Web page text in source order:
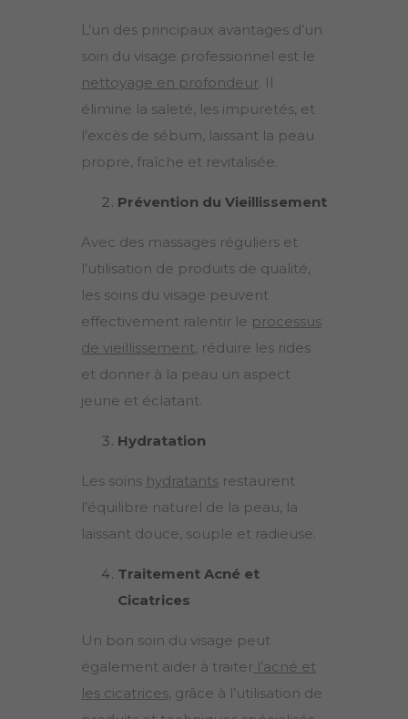
L’un des principaux avantages d’un
soin du visage professionnel est le
nettoyage en profondeur. Il
élimine la saleté, les impuretés, et
l’excès de sébum, laissant la peau
propre, fraîche et revitalisée.
Prévention du Vieillissement
Avec des massages réguliers et
l’utilisation de produits de qualité,
les soins du visage peuvent
effectivement ralentir le processus
de vieillissement, réduire les rides
et donner à la peau un aspect
jeune et éclatant.
Hydratation
Les soins hydratants restaurent
l’équilibre naturel de la peau, la
laissant douce, souple et radieuse.
Traitement Acné et
Cicatrices
Un bon soin du visage peut
également aider à traiter l’acné et
les cicatrices, grâce à l’utilisation de